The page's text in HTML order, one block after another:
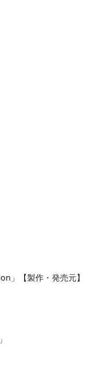
」【製作・発売元】